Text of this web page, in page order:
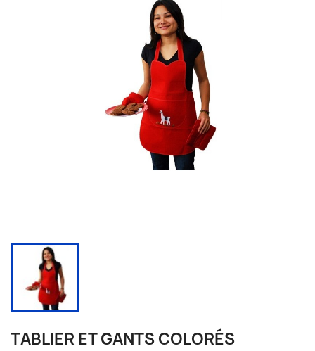
TABLIER ET GANTS COLORÉS